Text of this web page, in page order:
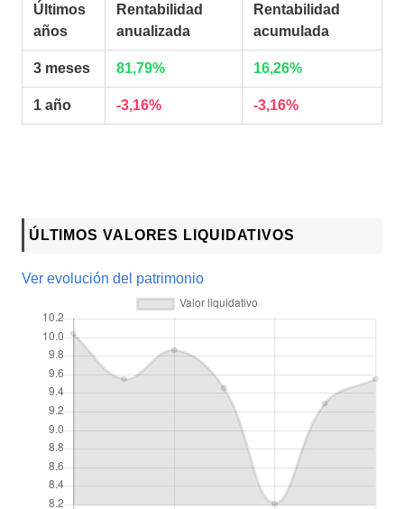
Últimos
años
Rentabilidad
anualizada
Rentabilidad
acumulada
3 meses 81,79% 16,26%
1 año -3,16% -3,16%
ÚLTIMOS VALORES LIQUIDATIVOS
Ver evolución del patrimonio